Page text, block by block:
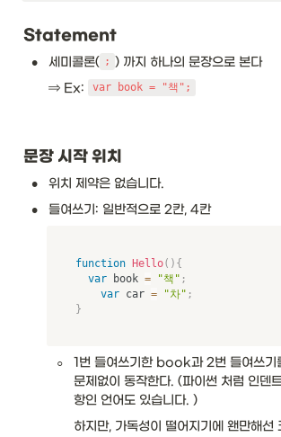
Statement
• 세미콜론( ; ) 까지 하나의 문장으로 본다
⇒ Ex:
var book = "책";
문장 시작 위치
• 위치 제약은 없습니다.
• 들여쓰기: 일반적으로 2칸, 4칸
function Hello( ) {
var book = "책" ;
var car = "차" ;
}
◦
1번 들여쓰기한 book과 2번 들여쓰
문제없이 동작한다. (파이썬 처럼 인덴
항인 언어도 있습니다. )
하지만, 가독성이 떨어지기에 왠만해선